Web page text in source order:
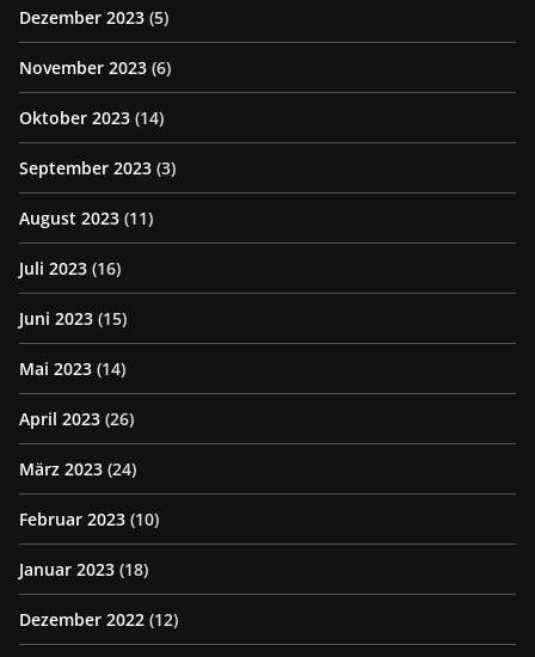
Dezember 2023 (5)
November 2023 (6)
Oktober 2023 (14)
September 2023 (3)
August 2023 (11)
Juli 2023 (16)
Juni 2023 (15)
Mai 2023 (14)
April 2023 (26)
März 2023 (24)
Februar 2023 (10)
Januar 2023 (18)
Dezember 2022 (12)